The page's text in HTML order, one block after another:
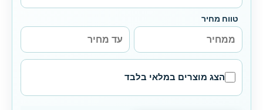
טווח מחיר
הצג מוצרים במלאי בלבד